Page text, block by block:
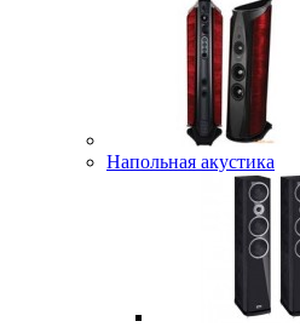
Напольная акустика